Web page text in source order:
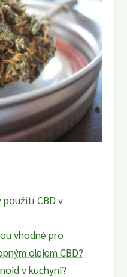
použití CBD v
vhodné pro
olejem CBD?
v kuchyni?